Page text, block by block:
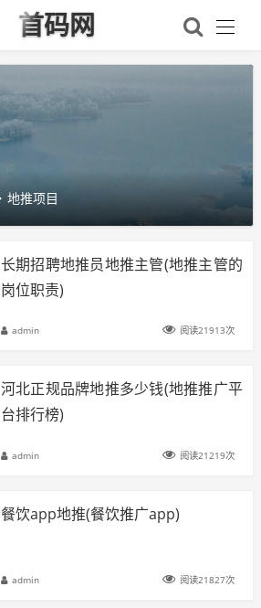
首码网
地推项目
长期招聘地推员地推主管(地推主管的
岗位职责)
admin 阅读21913次
河北正规品牌地推多少钱(地推推广平
台排行榜)
admin 阅读21219次
餐饮app地推(餐饮推广app)
admin 阅读21827次